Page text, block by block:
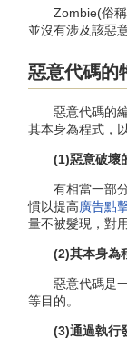
Zombie(俗稱僵
並沒有涉及該惡
惡意代碼的
惡意代碼的編
其本身為程式，
(1)惡意破壞
有相當一部分
慣以提高廣告點
量不被髮現，對
(2)其本身為
惡意代碼是一
等目的。
(3)通過執行